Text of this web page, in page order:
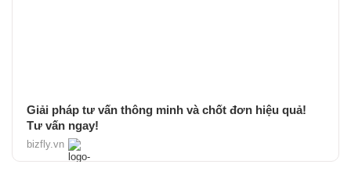
Giải pháp tư vấn thông minh và chốt đơn hiệu quả!
Tư vấn ngay!
bizfly.vn